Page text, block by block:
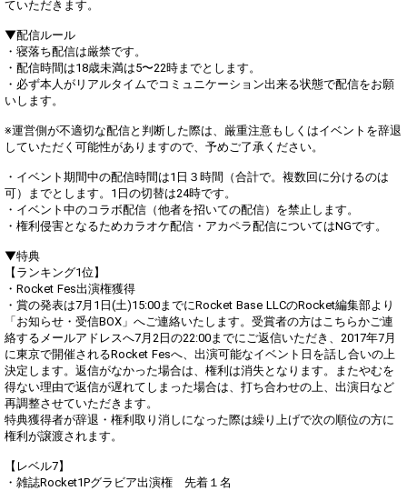
ていただきます。
▼配信ルール
・寝落ち配信は厳禁です。
・配信時間は18歳未満は5〜22時までとします。
・必ず本人がリアルタイムでコミュニケーション出来る状態で配信をお願
いします。
※運営側が不適切な配信と判断した際は、厳重注意もしくはイベントを辞退
していただく可能性がありますので、予めご了承ください。
・イベント期間中の配信時間は1日３時間（合計で。複数回に分けるのは
可）までとします。1日の切替は24時です。
・イベント中のコラボ配信（他者を招いての配信）を禁止します。
・権利侵害となるためカラオケ配信・アカペラ配信についてはNGです。
▼特典
【ランキング1位】
・Rocket Fes出演権獲得
・賞の発表は7月1日(土)15:00までにRocket Base LLCのRocket編集部より
「お知らせ・受信BOX」へご連絡いたします。受賞者の方はこちらかご連
絡するメールアドレスへ7月2日の22:00までにご返信いただき、2017年7月
に東京で開催されるRocket Fesへ、出演可能なイベント日を話し合いの上
決定します。返信がなかった場合は、権利は消失となります。またやむを
得ない理由で返信が遅れてしまった場合は、打ち合わせの上、出演日など
再調整させていただきます。
特典獲得者が辞退・権利取り消しになった際は繰り上げで次の順位の方に
権利が譲渡されます。
【レベル7】
・雑誌Rocket1Pグラビア出演権 先着１名